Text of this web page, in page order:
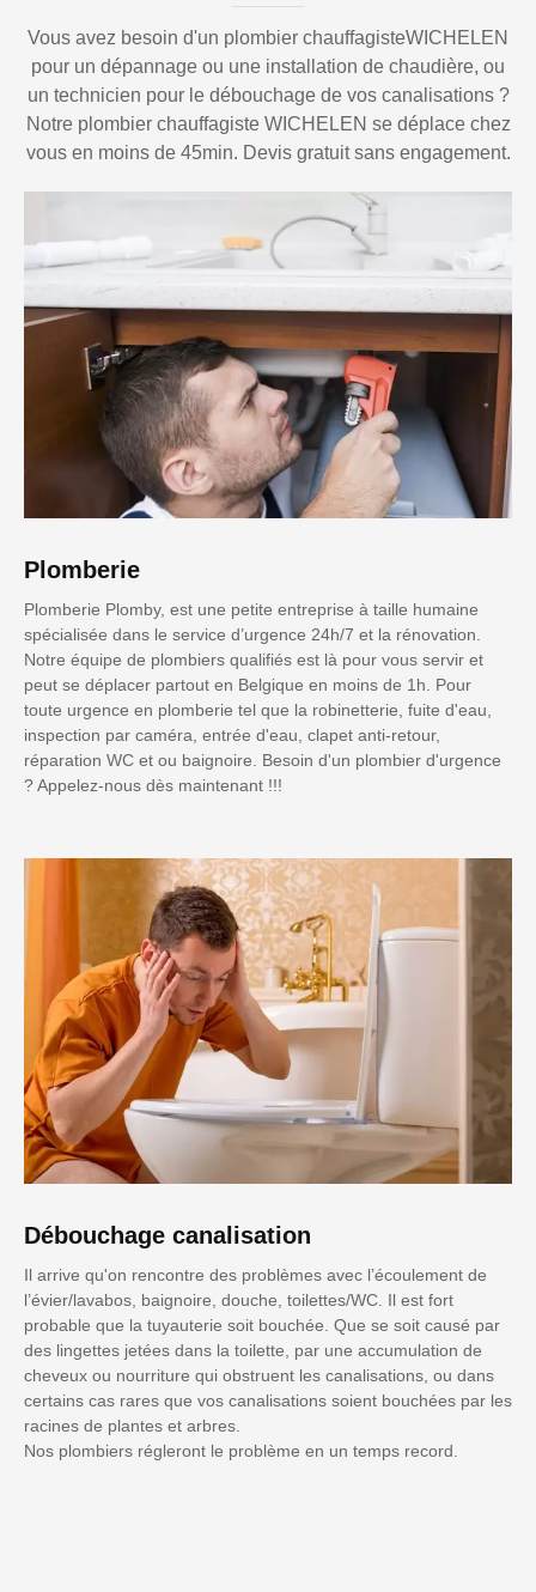
Vous avez besoin d'un plombier chauffagisteWICHELEN
pour un dépannage ou une installation de chaudière, ou
un technicien pour le débouchage de vos canalisations ?
Notre plombier chauffagiste WICHELEN se déplace chez
vous en moins de 45min. Devis gratuit sans engagement.
Plomberie
Plomberie Plomby, est une petite entreprise à taille humaine
spécialisée dans le service d’urgence 24h/7 et la rénovation.
Notre équipe de plombiers qualifiés est là pour vous servir et
peut se déplacer partout en Belgique en moins de 1h. Pour
toute urgence en plomberie tel que la robinetterie, fuite d'eau,
inspection par caméra, entrée d'eau, clapet anti-retour,
réparation WC et ou baignoire. Besoin d'un plombier d'urgence
? Appelez-nous dès maintenant !!!
Débouchage canalisation
Il arrive qu'on rencontre des problèmes avec l’écoulement de
l’évier/lavabos, baignoire, douche, toilettes/WC. Il est fort
probable que la tuyauterie soit bouchée. Que se soit causé par
des lingettes jetées dans la toilette, par une accumulation de
cheveux ou nourriture qui obstruent les canalisations, ou dans
certains cas rares que vos canalisations soient bouchées par les
racines de plantes et arbres.
Nos plombiers régleront le problème en un temps record.